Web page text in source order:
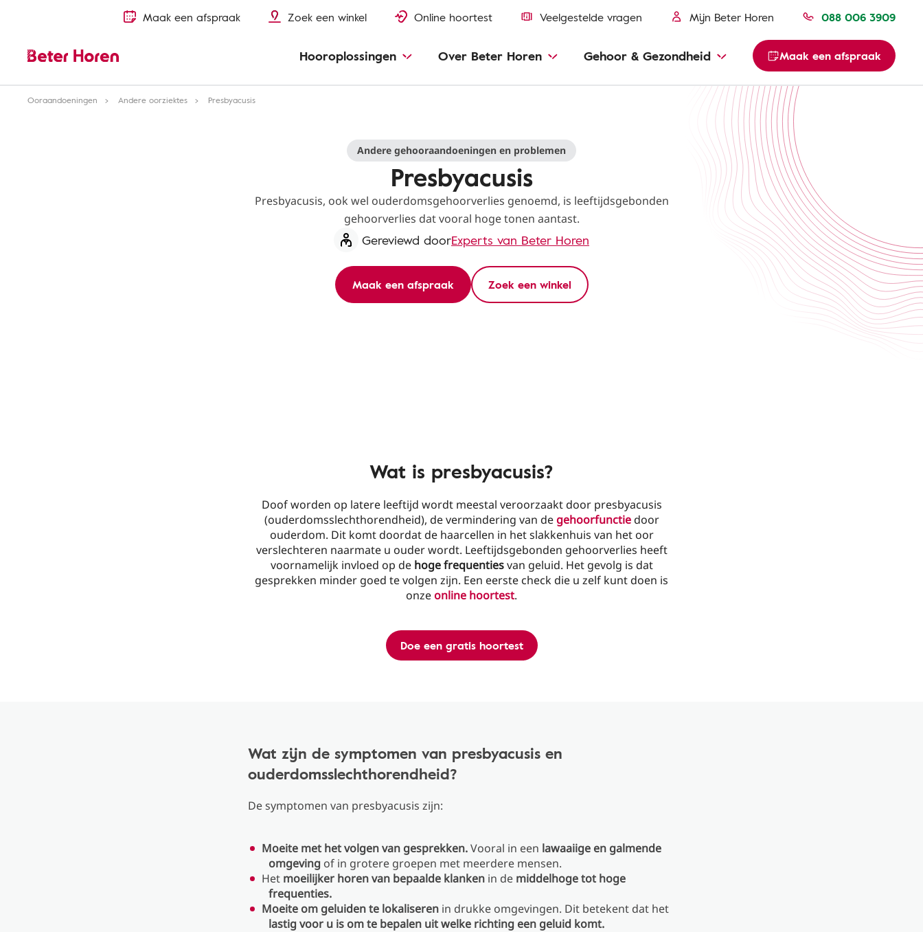
Maak een afspraak Zoek een winkel Online hoortest Veelgestelde vragen Mijn Beter Horen 088 006 3909
Hooroplossingen Over Beter Horen Gehoor & Gezondheid Maak een afspraak
Ooraandoeningen Andere oorziektes Presbyacusis
Andere gehooraandoeningen en problemen
Presbyacusis
Presbyacusis, ook wel ouderdomsgehoorverlies genoemd, is leeftijdsgebonden
gehoorverlies dat vooral hoge tonen aantast.
Gereviewd doorExperts van Beter Horen
Maak een afspraak Zoek een winkel
Wat is presbyacusis?
Doof worden op latere leeftijd wordt meestal veroorzaakt door presbyacusis
(ouderdomsslechthorendheid), de vermindering van degehoorfunctiedoor
ouderdom. Dit komt doordat de haarcellen in het slakkenhuis van het oor
verslechteren naarmate u ouder wordt. Leeftijdsgebonden gehoorverlies heeft
voornamelijk invloed op de hoge frequentiesvan geluid. Het gevolg is dat
gesprekken minder goed te volgen zijn. Een eerste check die u zelf kunt doen is
onzeonline hoortest.
Doe een gratis hoortest
Wat zijn de symptomen van presbyacusis en
ouderdomsslechthorendheid?
De symptomen van presbyacusis zijn:
Moeite met het volgen van gesprekken.Vooral in een lawaaiige en galmende
omgeving of in grotere groepen met meerdere mensen.
Het moeilijker horen van bepaalde klanken in de middelhoge tot hoge
frequenties.
Moeite om geluiden te lokaliseren in drukke omgevingen. Dit betekent dat het
lastig voor u is om te bepalen uit welke richting een geluid komt.